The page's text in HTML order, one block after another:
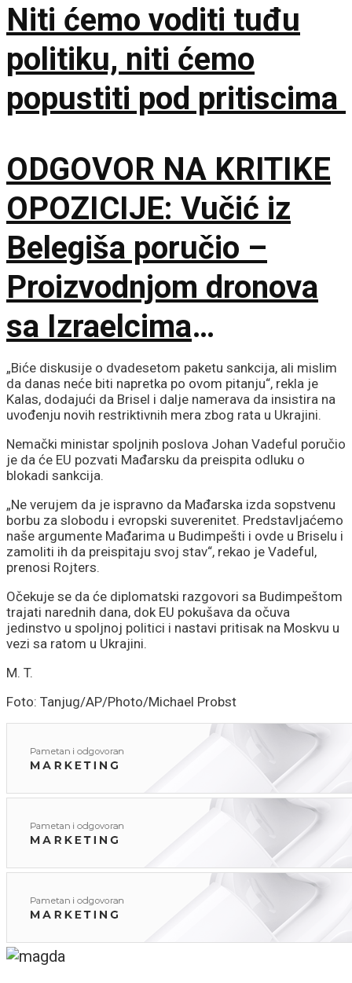
Niti ćemo voditi tuđu
politiku, niti ćemo
popustiti pod pritiscima
ODGOVOR NA KRITIKE
OPOZICIJE: Vučić iz
Belegiša poručio –
Proizvodnjom dronova
sa Izraelcima
postajemo vojna sila
„Biće diskusije o dvadesetom paketu sankcija, ali mislim
da danas neće biti napretka po ovom pitanju“, rekla je
Kalas, dodajući da Brisel i dalje namerava da insistira na
uvođenju novih restriktivnih mera zbog rata u Ukrajini.
Nemački ministar spoljnih poslova Johan Vadeful poručio
je da će EU pozvati Mađarsku da preispita odluku o
blokadi sankcija.
„Ne verujem da je ispravno da Mađarska izda sopstvenu
borbu za slobodu i evropski suverenitet. Predstavljaćemo
naše argumente Mađarima u Budimpešti i ovde u Briselu i
zamoliti ih da preispitaju svoj stav“, rekao je Vadeful,
prenosi Rojters.
Očekuje se da će diplomatski razgovori sa Budimpeštom
trajati narednih dana, dok EU pokušava da očuva
jedinstvo u spoljnoj politici i nastavi pritisak na Moskvu u
vezi sa ratom u Ukrajini.
M. T.
Foto: Tanjug/AP/Photo/Michael Probst